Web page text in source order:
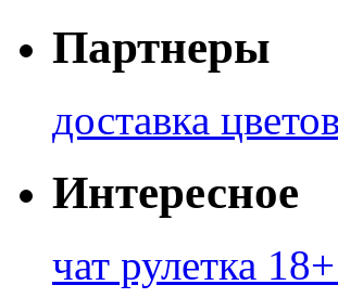
Партнеры
доставка цветов
Интересное
чат рулетка